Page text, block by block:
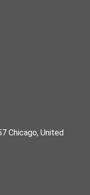
Chicago, United